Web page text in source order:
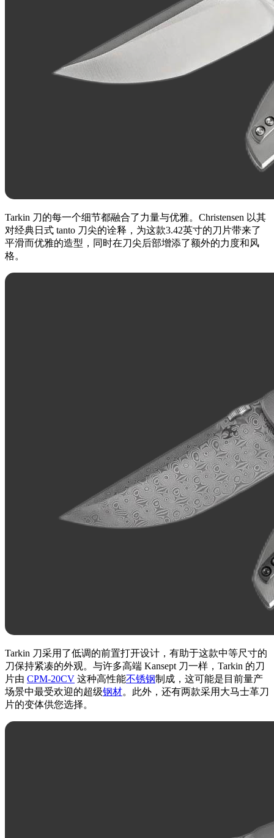
Tarkin 刀的每一个细节都融合了力量与优雅。Christensen 以其
对经典日式 tanto 刀尖的诠释，为这款3.42英寸的刀片带来了
平滑而优雅的造型，同时在刀尖后部增添了额外的力度和风
格。
Tarkin 刀采用了低调的前置打开设计，有助于这款中等尺寸的
刀保持紧凑的外观。与许多高端 Kansept 刀一样，Tarkin 的刀
片由 CPM-20CV 这种高性能不锈钢制成，这可能是目前量产
场景中最受欢迎的超级钢材。此外，还有两款采用大马士革刀
片的变体供您选择。